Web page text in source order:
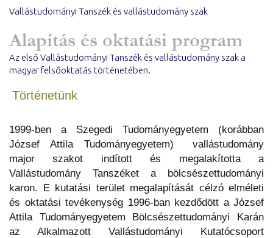
Vallástudományi Tanszék és vallástudomány szak
Alapítás és oktatási program
Az első Vallástudományi Tanszék és vallástudomány szak a
magyar felsőoktatás történetében.
Történetünk
1999-ben a Szegedi Tudományegyetem (korábban
József Attila Tudományegyetem)
vallástudomány
major szakot indított és megalakította a
Vallástudomány Tanszéket a bölcsészettudományi
karon. E kutatási terület megalapítását célzó elméleti
és oktatási tevékenység 1996-ban kezdődött a József
Attila Tudományegyetem Bölcsészettudományi Karán
az Alkalmazott Vallástudományi Kutatócsoport